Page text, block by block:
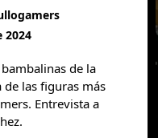
2024
de las figuras más
Entrevista a